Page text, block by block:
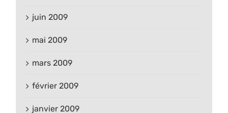
juin 2009
mai 2009
mars 2009
février 2009
janvier 2009